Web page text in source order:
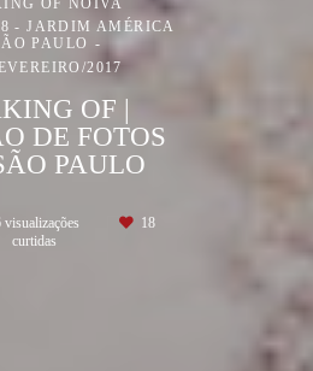
- JARDIM AMÉRICA
PAULO
2017
OF |
DE FOTOS
PAULO
visualizações
18
curtidas